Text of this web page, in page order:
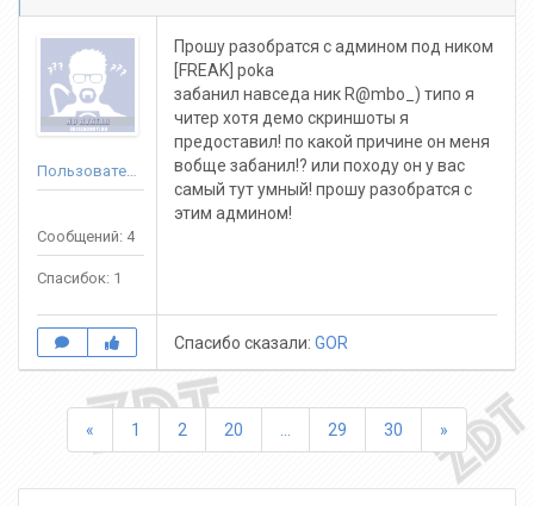
Пользователь
Сообщений: 4
Спасибок: 1
Прошу разобратся с админом под ником
[FREAK] poka
забанил навседа ник R@mbo_) типо я
читер хотя демо скриншоты я
предоставил! по какой причине он меня
вобще забанил!? или походу он у вас
самый тут умный! прошу разобратся с
этим админом!
Спасибо сказали: GOR
« Назад1 2 20 29 30 » Вперед